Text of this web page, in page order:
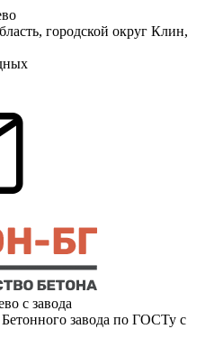
городской округ Клин,
с завода
завода по ГОСТу с